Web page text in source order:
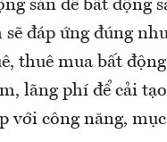
sản để bất động
đáp ứng đúng
thuê mua bất
lãng phí để cải
với công năng,